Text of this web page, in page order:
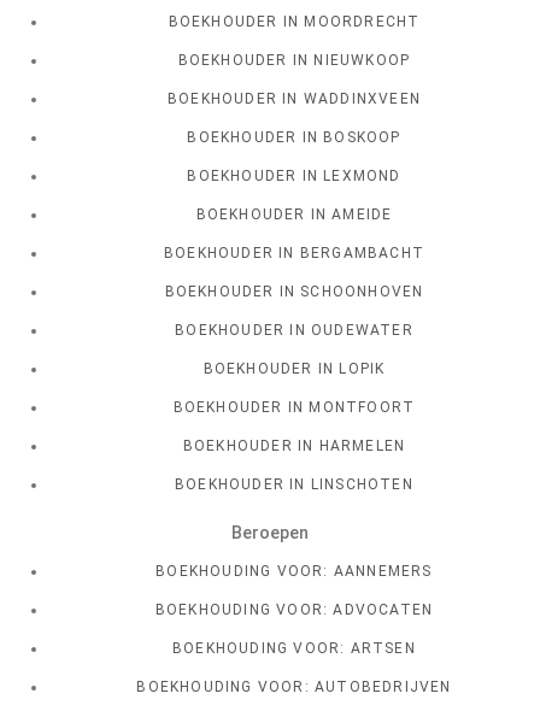
BOEKHOUDER IN MOORDRECHT
BOEKHOUDER IN NIEUWKOOP
BOEKHOUDER IN WADDINXVEEN
BOEKHOUDER IN BOSKOOP
BOEKHOUDER IN LEXMOND
BOEKHOUDER IN AMEIDE
BOEKHOUDER IN BERGAMBACHT
BOEKHOUDER IN SCHOONHOVEN
BOEKHOUDER IN OUDEWATER
BOEKHOUDER IN LOPIK
BOEKHOUDER IN MONTFOORT
BOEKHOUDER IN HARMELEN
BOEKHOUDER IN LINSCHOTEN
Beroepen
BOEKHOUDING VOOR: AANNEMERS
BOEKHOUDING VOOR: ADVOCATEN
BOEKHOUDING VOOR: ARTSEN
BOEKHOUDING VOOR: AUTOBEDRIJVEN